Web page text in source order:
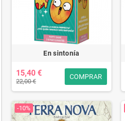
En sintonía
15,40 €
22,00 €
COMPRAR
-10%